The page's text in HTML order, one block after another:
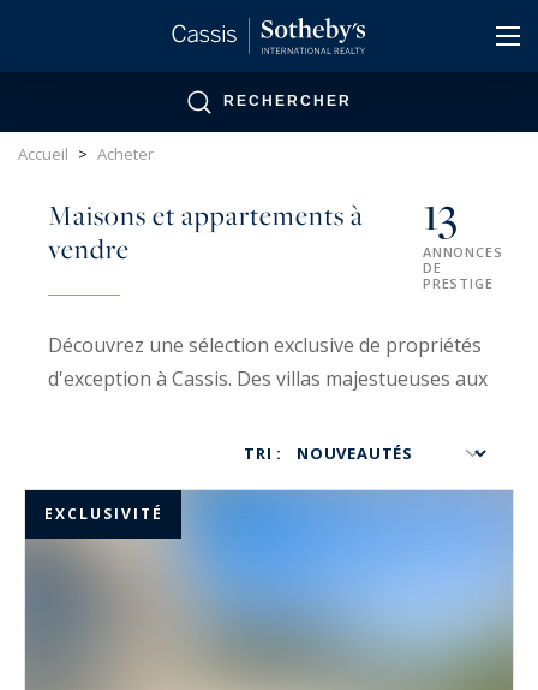
RECHERCHER
Accueil > Acheter
Maisons et appartements à
vendre
13
ANNONCES
DE
PRESTIGE
Découvrez une sélection exclusive de propriétés
d'exception à Cassis. Des villas majestueuses aux
portefeuille immobilier vous invite à trouver la
TRI :
EXCLUSIVITÉ